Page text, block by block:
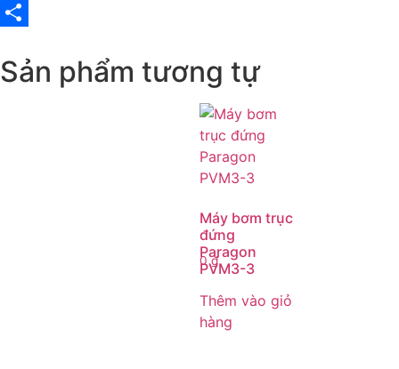
Email
Sản phẩm tương tự
Máy bơm trục
đứng
Paragon
PVM3-3
0₫
Thêm vào giỏ
hàng